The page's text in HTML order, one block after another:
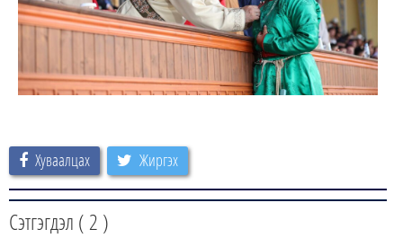
Хуваалцах Жиргэх
Сэтгэгдэл (2 )